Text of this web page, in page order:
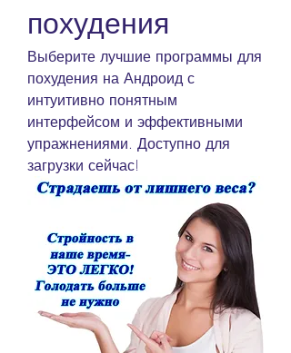
похудения
Выберите лучшие программы для
похудения на Андроид с
интуитивно понятным
интерфейсом и эффективными
упражнениями. Доступно для
загрузки сейчас!